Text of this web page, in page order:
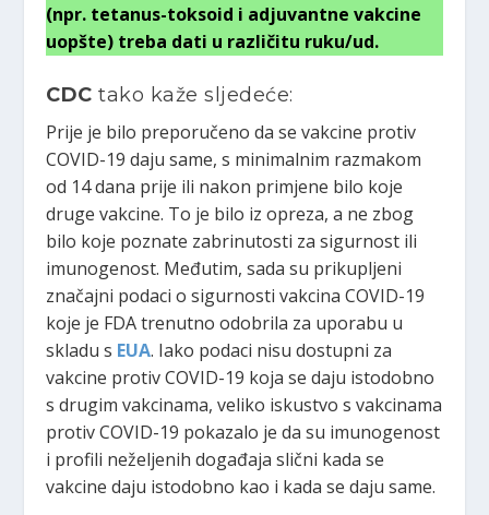
(npr. tetanus-toksoid i adjuvantne vakcine
uopšte) treba dati u različitu ruku/ud.
CDCtako kaže sljedeće:
Prije je bilo preporučeno da se vakcine protiv
COVID-19 daju same, s minimalnim razmakom
od 14 dana prije ili nakon primjene bilo koje
druge vakcine. To je bilo iz opreza, a ne zbog
bilo koje poznate zabrinutosti za sigurnost ili
imunogenost. Međutim, sada su prikupljeni
značajni podaci o sigurnosti vakcina COVID-19
koje je FDA trenutno odobrila za uporabu u
skladu s EUA. Iako podaci nisu dostupni za
vakcine protiv COVID-19 koja se daju istodobno
s drugim vakcinama, veliko iskustvo s vakcinama
protiv COVID-19 pokazalo je da su imunogenost
i profili neželjenih događaja slični kada se
vakcine daju istodobno kao i kada se daju same.